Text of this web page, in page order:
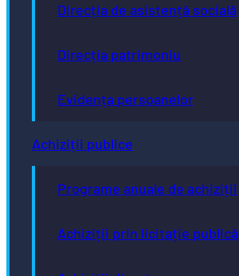
Direcția de asistență socială
Direcția patrimoniu
Evidența persoanelor
Achiziții publice
Programe anuale de achiziții
Achiziții prin licitație publică